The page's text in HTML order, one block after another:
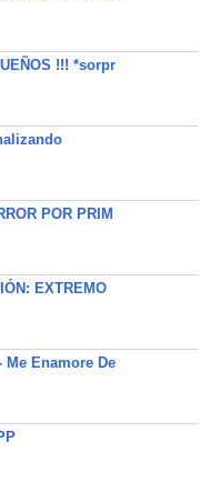
!!! *sorpr
POR PRIM
EXTREMO
Enamore De